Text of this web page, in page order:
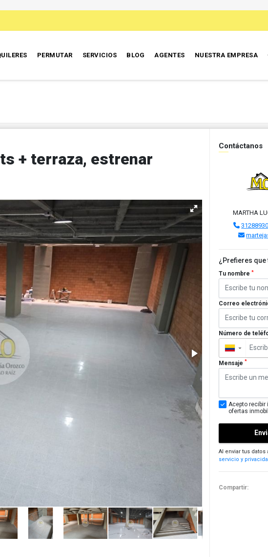
PERMUTAR SERVICIOS BLOG AGENTES NUESTRA EMPRESA
+ terraza, estrenar
Contáctanos
MARTHA
¿Prefieres
Tu nombre *
Correo
Número de
▼
Mensaje *
Acepto recibir
ofertas
Al enviar tus datos
servicio y
Compartir: